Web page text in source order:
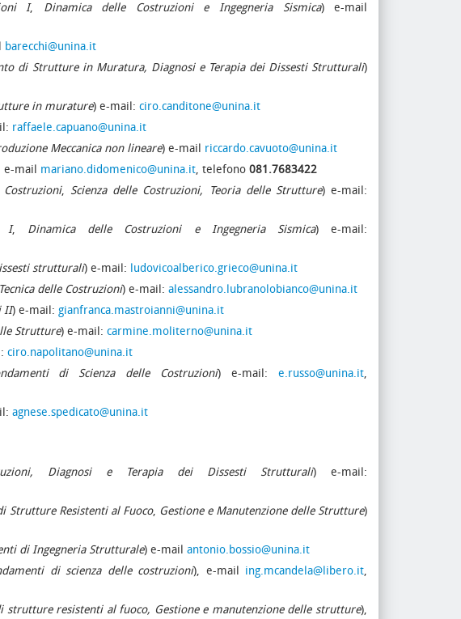
I, Dinamica delle Costruzioni e Ingegneria Sismica) e-mail
barecchi@unina.it
di Strutture in Muratura, Diagnosi e Terapia dei Dissesti Strutturali)
in murature) e-mail: ciro.canditone@unina.it
raffaele.capuano@unina.it
Meccanica non lineare) e-mail riccardo.cavuoto@unina.it
e-mail mariano.didomenico@unina.it, telefono 081.7683422
, Scienza delle Costruzioni, Teoria delle Strutture) e-mail:
I, Dinamica delle Costruzioni e Ingegneria Sismica) e-mail:
strutturali) e-mail: ludovicoalberico.grieco@unina.it
delle Costruzioni) e-mail: alessandro.lubranolobianco@unina.it
II) e-mail: gianfranca.mastroianni@unina.it
Strutture) e-mail: carmine.moliterno@unina.it
ciro.napolitano@unina.it
di Scienza delle Costruzioni) e-mail:e.russo@unina.it,
agnese.spedicato@unina.it
Diagnosi e Terapia dei Dissesti Strutturali) e-mail:
Strutture Resistenti al Fuoco, Gestione e Manutenzione delle Strutture)
di Ingegneria Strutturale) e-mail antonio.bossio@unina.it
di scienza delle costruzioni), e-mail ing.mcandela@libero.it,
strutture resistenti al fuoco, Gestione e manutenzione delle strutture),